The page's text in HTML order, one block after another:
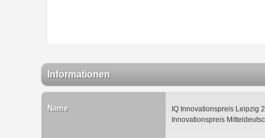
Informationen
Name
IQ Innovationspreis Leipzig
Innovationspreis